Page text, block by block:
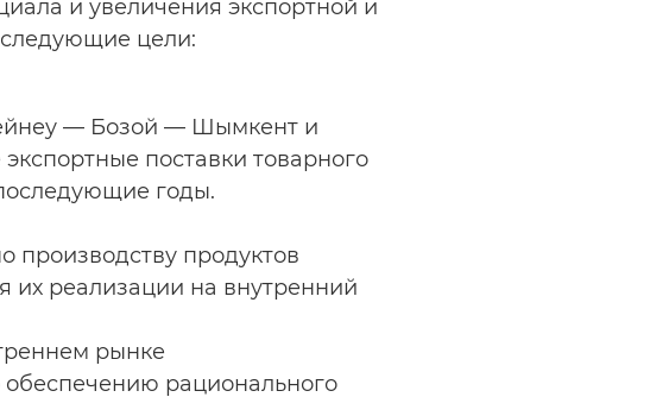
и увеличения экспортной и
цели:
— Бозой — Шымкент и
поставки товарного
годы.
производству продуктов
их реализации на внутренний
рынке
рационального